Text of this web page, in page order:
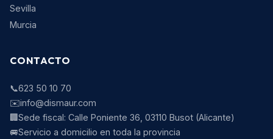
Sevilla
Murcia
CONTACTO
📞623 50 10 70
✉️info@dismaur.com
🏢Sede fiscal: Calle Poniente 36 03110 Busot (Alicante)
🚐Servicio a domicilio en toda la provincia